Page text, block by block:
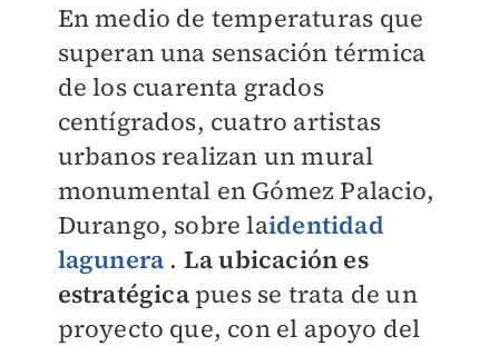
En medio de temperaturas que
superan una sensación térmica
de los cuarenta grados
centígrados, cuatro artistas
urbanos realizan un mural
monumental en Gómez Palacio,
Durango, sobre laidentidad
lagunera . La ubicación es
estratégicapues se trata de un
proyecto que, con el apoyo del